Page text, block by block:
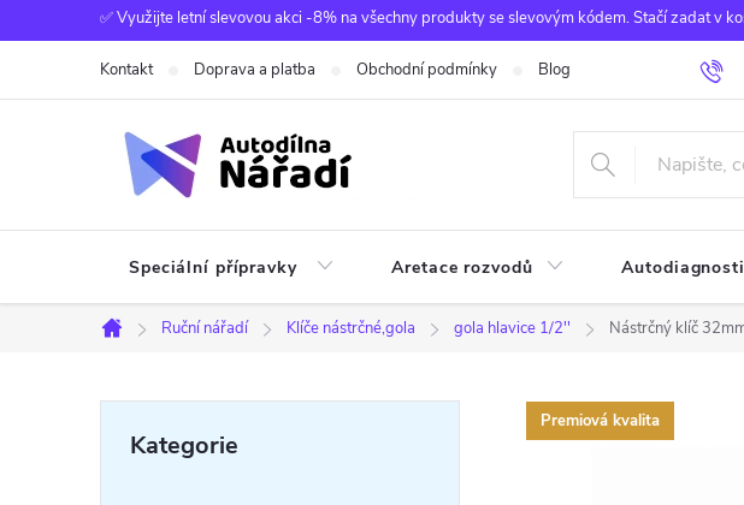
na
✅ Využijte letní slevovou akci -8% na všechny produkty se slevovým kódem. Stačí zadat v
Kontakt Doprava a platba Obchodní podmínky Blog
Speciální přípravky Aretace rozvodů
Domů
Ruční nářadí Klíče nástrčné,gola gola hlavice 1/2'' Nástrčný klíč
kategorie
Kategorie
Premiová kvalita